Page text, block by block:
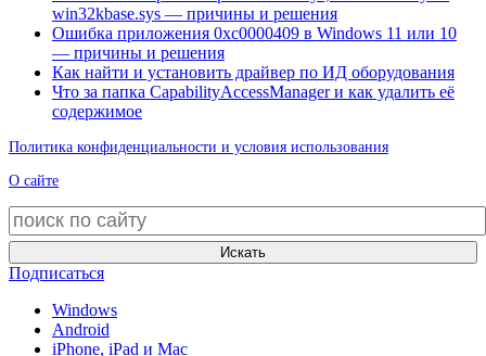
win32kbase.sys — причины и решения
Ошибка приложения 0xc0000409 в Windows 11 или 10
— причины и решения
Как найти и установить драйвер по ИД оборудования
Что за папка CapabilityAccessManager и как удалить её
содержимое
Политика конфиденциальности и условия использования
О сайте
Искать
Подписаться
Windows
Android
iPhone, iPad и Mac